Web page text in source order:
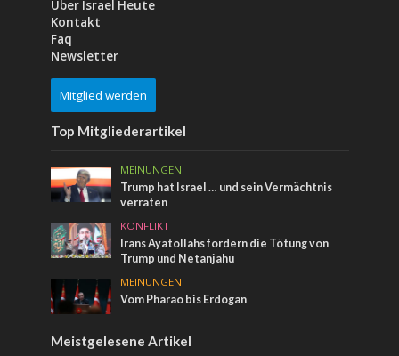
Über Israel Heute
Kontakt
Faq
Newsletter
Mitglied werden
Top Mitgliederartikel
MEINUNGEN
Trump hat Israel … und sein Vermächtnis
verraten
KONFLIKT
Irans Ayatollahs fordern die Tötung von
Trump und Netanjahu
MEINUNGEN
Vom Pharao bis Erdogan
Meistgelesene Artikel